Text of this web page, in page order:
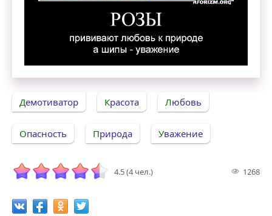
Демотиватор Красота Любовь
Опасность Природа Уважение
4.5 (4 чел.) 1268